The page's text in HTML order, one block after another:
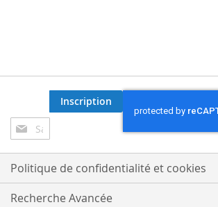
Inscription
à
notre
lettre
d’information
:
Inscription
Politique de confidentialité et cookies
Recherche Avancée